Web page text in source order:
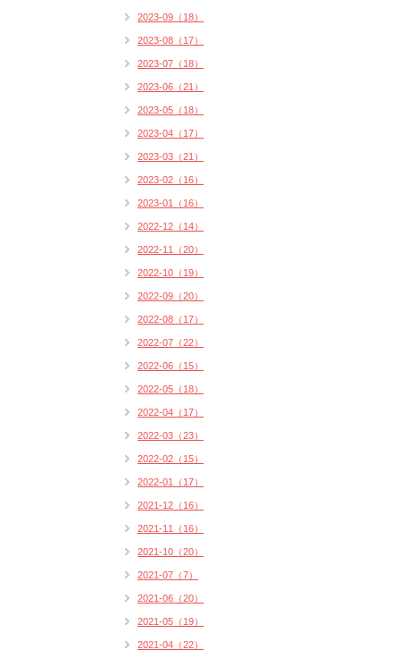
2023-09（18）
2023-08（17）
2023-07（18）
2023-06（21）
2023-05（18）
2023-04（17）
2023-03（21）
2023-02（16）
2023-01（16）
2022-12（14）
2022-11（20）
2022-10（19）
2022-09（20）
2022-08（17）
2022-07（22）
2022-06（15）
2022-05（18）
2022-04（17）
2022-03（23）
2022-02（15）
2022-01（17）
2021-12（16）
2021-11（16）
2021-10（20）
2021-07（7）
2021-06（20）
2021-05（19）
2021-04（22）